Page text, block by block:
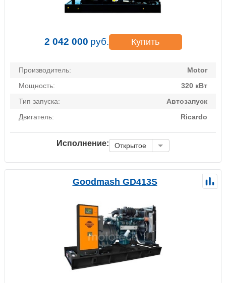
2 042 000 руб. Купить
Производитель:
Motor
Мощность:
320 кВт
Тип запуска:
Автозапуск
Двигатель:
Ricardo
Исполнение: Открытое
Goodmash GD413S